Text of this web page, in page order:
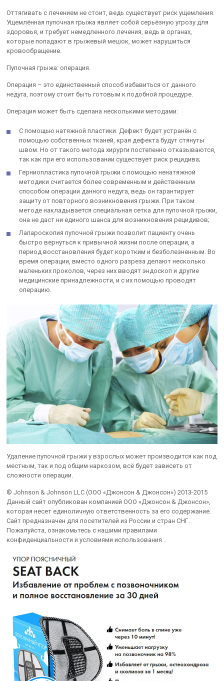
Оттягивать с лечением не стоит, ведь существует риск ущемления.
Ущемлённая пупочная грыжа являет собой серьёзную угрозу для
здоровья, и требует немедленного лечения, ведь в органах,
которые попадают в грыжевый мешок, может нарушиться
кровообращение.
Пупочная грыжа: операция.
Операция – это единственный способ избавиться от данного
недуга, поэтому стоит быть готовым к подобной процедуре.
Операция может быть сделана несколькими методами:
С помощью натяжной пластики. Дефект будет устранён с
помощью собственных тканей, края дефекта будут стянуты
швом. Но от такого метода хирурги постепенно отказываются,
так как при его использовании существует риск рецидива;
Герниопластика пупочной грыжи с помощью ненатяжной
методики считается более современным и действенным
способом операции данного недуга, ведь он гарантирует
защиту от повторного возникновения грыжи. При таком
методе накладывается специальная сетка для пупочной грыжи,
она не даст ни единого шанса для возникновения рецидивов;
Лапароскопия пупочной грыжи позволит пациенту очень
быстро вернуться к привычной жизни после операции, а
период восстановления будет коротким и безболезненным. Во
время операции, вместо одного разреза делают несколько
маленьких проколов, через них вводят эндоскоп и другие
медицинские принадлежности, и с их помощью проводят
операцию.
Удаление пупочной грыжи у взрослых может производится как под
местным, так и под общим наркозом, всё будет зависеть от
сложности операции.
© Johnson & Johnson LLC (ООО «Джонсон & Джонсон») 2013-2015
Данный сайт опубликован компанией ООО «Джонсон & Джонсон»,
которая несет единоличную ответственность за его содержание.
Сайт предназначен для посетителей из России и стран СНГ.
Пожалуйста, ознакомьтесь с нашими правилами
конфиденциальности и условиями использования .